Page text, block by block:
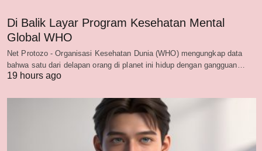
Di Balik Layar Program Kesehatan Mental
Global WHO
Net Protozo - Organisasi Kesehatan Dunia (WHO) mengungkap data
bahwa satu dari delapan orang di planet ini hidup dengan gangguan…
19 hours ago